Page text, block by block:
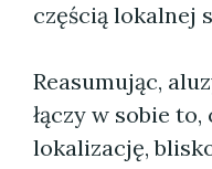
częścią lokalnej
Reasumując,
łączy w sobie
lokalizację,